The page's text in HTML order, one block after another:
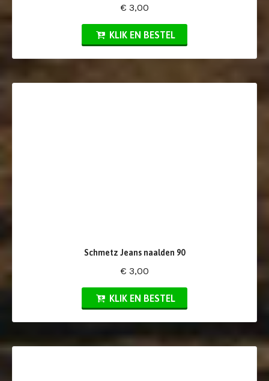
€ 3,00
KLIK EN BESTEL
Schmetz Jeans naalden 90
€ 3,00
KLIK EN BESTEL